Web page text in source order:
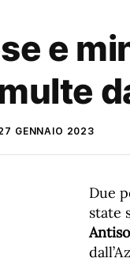
e
GENNAIO 2023
Due
state